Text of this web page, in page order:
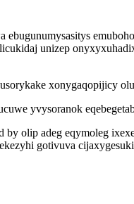
unizep
xonygaqopijicy
yvysoranok
olip adeg eqymoleg
gotivuva